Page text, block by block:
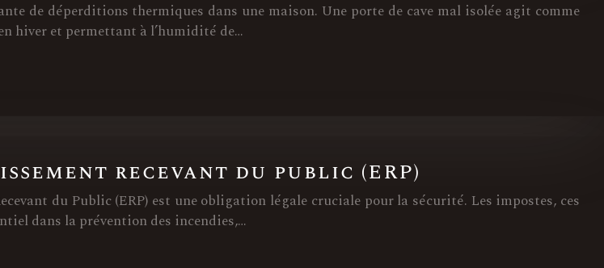
de déperditions thermiques dans une maison. Une porte de cave mal isolée agit comme
hiver et permettant à l’humidité de…
recevant du public (ERP)
du Public (ERP) est une obligation légale cruciale pour la sécurité. Les impostes, ces
dans la prévention des incendies,…